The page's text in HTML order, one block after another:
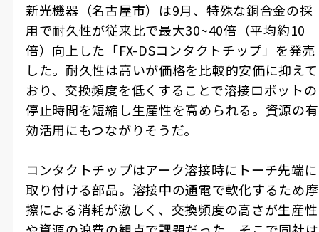
新光機器（名古屋市）は9月、特殊な銅合金の採
用で耐久性が従来比で最大30~40倍（平均約10
倍）向上した「FX-DSコンタクトチップ」を発売
した。耐久性は高いが価格を比較的安価に抑えて
おり、交換頻度を低くすることで溶接ロボットの
停止時間を短縮し生産性を高められる。資源の有
効活用にもつながりそうだ。
コンタクトチップはアーク溶接時にトーチ先端に
取り付ける部品。溶接中の通電で軟化するため摩
擦による消耗が激しく、交換頻度の高さが生産性